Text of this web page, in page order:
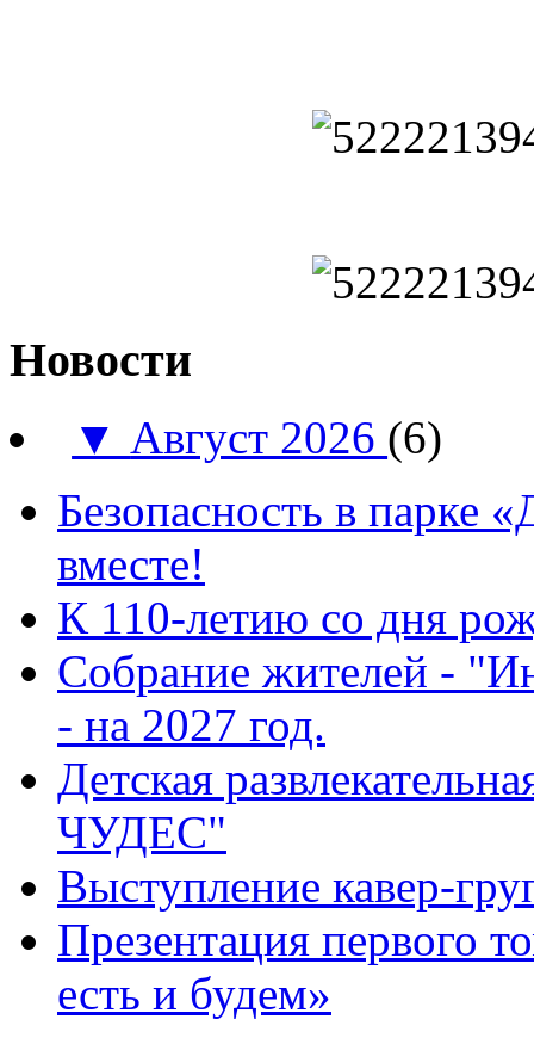
Новости
▼ Август 2026 (6)
Безопасность в парке
вместе!
К 110-летию со дня
Собрание жителей -
- на 2027 год.
Детская
ЧУДЕС"
Выступление кавер-
Презентация первого
есть и будем»